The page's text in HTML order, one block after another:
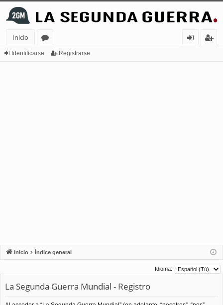
Inicio
or
Identificarse Registrarse
Inicio Índice general
Idioma:
La Segunda Guerra Mundial - Registro